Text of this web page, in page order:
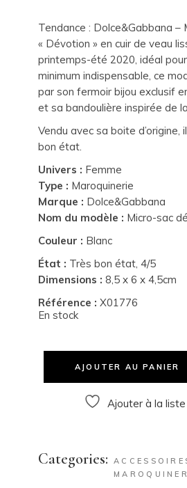
Tendance : Dolce&Gabbana –
« Dévotion » en cuir de veau
printemps-été 2020, idéal
minimum indispensable, ce
par son fermoir bijou exclusif
et sa bandoulière inspirée de
Vendu avec sa boite
bon état.
Univers : Femme
Type : Maroquinerie
Marque : Dolce&Gabbana
Nom du modèle : Micro-sac
Couleur : Blanc
État : Très bon état, 4/5
Dimensions : 8,5 x 6 x 4,5cm
Référence : X01776
En stock
AJOUTER AU PANIER
Ajouter à la liste
Categories: